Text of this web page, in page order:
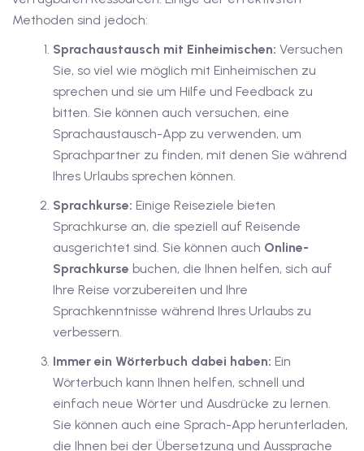
Methoden sind jedoch:
Sprachaustausch mit Einheimischen: Versuchen
Sie, so viel wie möglich mit Einheimischen zu
sprechen und sie um Hilfe und Feedback zu
bitten. Sie können auch versuchen, eine
Sprachaustausch-App zu verwenden, um
Sprachpartner zu finden, mit denen Sie während
Ihres Urlaubs sprechen können.
Sprachkurse: Einige Reiseziele bieten
Sprachkurse an, die speziell auf Reisende
ausgerichtet sind. Sie können auch Online-
Sprachkurse buchen, die Ihnen helfen, sich auf
Ihre Reise vorzubereiten und Ihre
Sprachkenntnisse während Ihres Urlaubs zu
verbessern.
Immer ein Wörterbuch dabei haben: Ein
Wörterbuch kann Ihnen helfen, schnell und
einfach neue Wörter und Ausdrücke zu lernen.
Sie können auch eine Sprach-App herunterladen,
die Ihnen bei der Übersetzung und Aussprache